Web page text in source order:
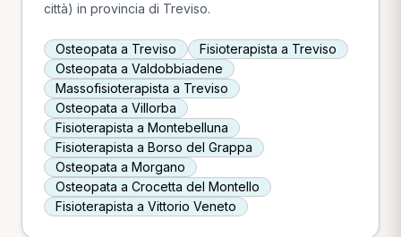
città) in provincia di Treviso.
Osteopata a Treviso
Fisioterapista a Treviso
Osteopata a Valdobbiadene
Massofisioterapista a Treviso
Osteopata a Villorba
Fisioterapista a Montebelluna
Fisioterapista a Borso del Grappa
Osteopata a Morgano
Osteopata a Crocetta del Montello
Fisioterapista a Vittorio Veneto